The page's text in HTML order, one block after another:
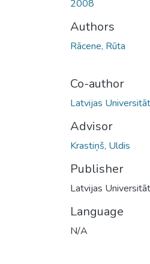
2008
Authors
Rācene, Rūta
Co-author
Latvijas
Advisor
Krastiņš, Uldis
Publisher
Latvijas
Language
N/A